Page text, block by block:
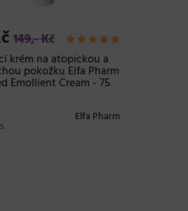
149,- Kč
na atopickou a
pokožku Elfa Pharm
Cream - 75
Elfa Pharm